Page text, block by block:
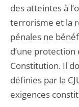
des atteintes à
terrorisme et la
pénales ne
d’une
Constitution. Il
définies par la
exigences